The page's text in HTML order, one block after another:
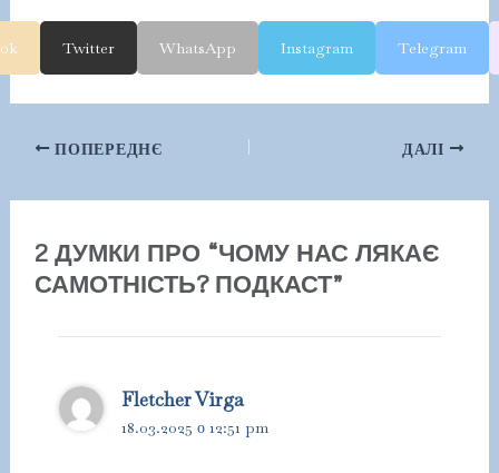
Twitter WhatsApp Instagram Telegram
Навігація
запису
ПОПЕРЕДНЄ ДАЛІ
2 ДУМКИ ПРО “ЧОМУ НАС ЛЯКАЄ
САМОТНІСТЬ? ПОДКАСТ”
Fletcher Virga
18.03.2025 о 12:51 pm